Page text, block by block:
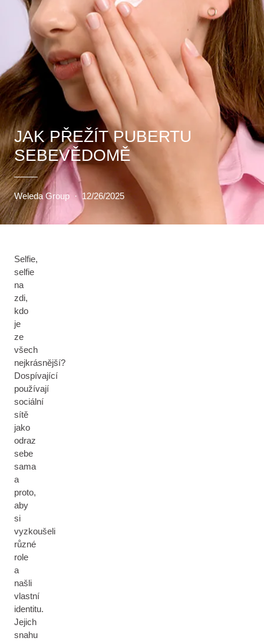
JAK PŘEŽÍT PUBERTU
SEBEVĚDOMĚ
Weleda Group · 12/26/2025
Selfie,
selfie
na
zdi,
kdo
je
ze
všech
nejkrásnější?
Dospívající
používají
sociální
sítě
jako
odraz
sebe
sama
a
proto,
aby
si
vyzkoušeli
různé
role
a
našli
vlastní
identitu.
Jejich
snahu